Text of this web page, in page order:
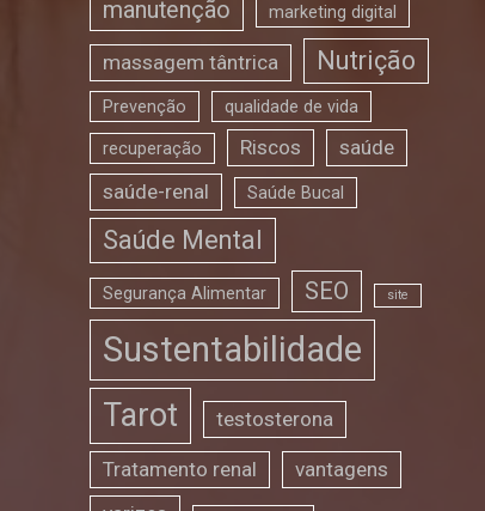
manutenção marketing digital
massagem tântrica Nutrição
Prevenção qualidade de vida
recuperação Riscos
saúde
saúde-renal
Saúde Bucal
Saúde Mental
Segurança Alimentar SEO site
Sustentabilidade
Tarot testosterona
Tratamento renal
vantagens